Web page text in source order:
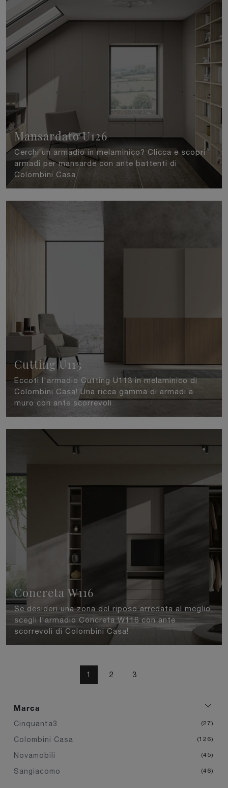
Marca
Cinquanta3 27
Colombini Casa 126
Novamobili 45
Sangiacomo 46
Mansardato U126
Cerchi un armadio in melaminico? Clicca e scopri
armadi per mansarde con ante battenti di
Colombini Casa.
Cutting U113
Eccoti l'armadio Cutting U113 in melaminico di
Colombini Casa! Una ricca gamma di armadi a
muro con ante scorrevoli.
Concreta W116
Se desideri una zona del riposo arredata al meglio,
scegli l'armadio Concreta W116 con ante
scorrevoli di Colombini Casa!
1 2 3